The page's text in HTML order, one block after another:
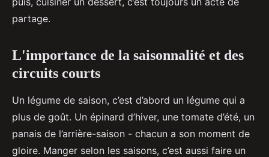
partage.
L'importance de la saisonnalité et des
circuits courts
Un légume de saison, c’est d’abord un légume qui a
plus de goût. Un épinard d’hiver, une tomate d’été, un
panais de l’arrière-saison - chacun a son moment de
gloire. Manger selon les saisons, c’est aussi faire un